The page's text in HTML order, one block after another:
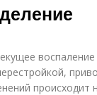
воспаление
происходит